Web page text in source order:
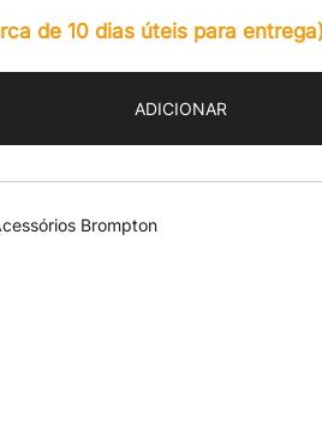
de 10 dias úteis para entrega)
ADICIONAR
Brompton